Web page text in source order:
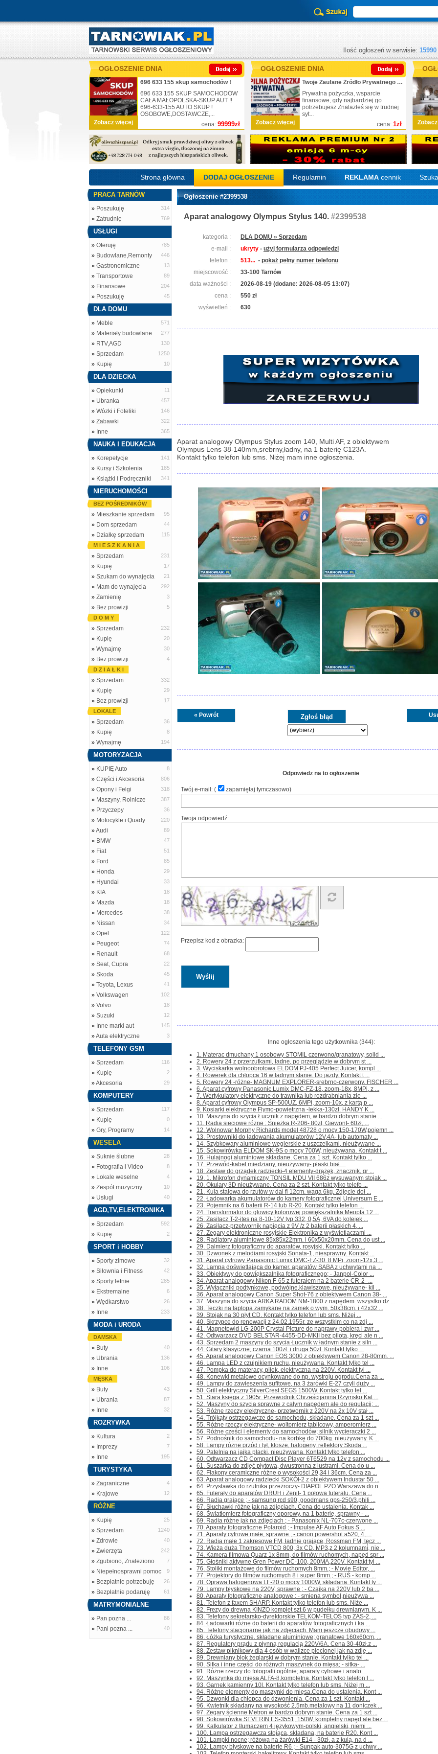
Ilość ogłoszeń w serwisie: 15990
OGŁOSZENIE DNIA
Zobacz więcej cena: 99999zł
696 633 155 skup samochodów !
696 633 155 SKUP SAMOCHODÓW
CAŁA MAŁOPOLSKA-SKUP AUT !!
696-633-155 AUTO SKUP !
OSOBOWE,DOSTAWCZE,...
OGŁOSZENIE DNIA
Zobacz więcej cena: 1zł
Twoje Zaufane Źródło Prywatnego Finansowania
Prywatna pożyczka, wsparcie
finansowe, gdy najbardziej go
potrzebujesz Znalazłeś się w trudnej
syt...
Strona główna DODAJ OGŁOSZENIE Regulamin REKLAMA cennik
PRACA TARNÓW
» Poszukuję 314
» Zatrudnię 769
USŁUGI
» Oferuję 785
» Budowlane,Remonty 446
» Gastronomiczne 13
» Transportowe 89
» Finansowe 204
» Poszukuję 45
DLA DOMU
» Meble 571
» Materiały budowlane 277
» RTV,AGD 130
» Sprzedam 1250
» Kupię 10
DLA DZIECKA
» Opiekunki 11
» Ubranka 457
» Wózki i Foteliki 146
» Zabawki 322
» Inne 365
NAUKA I EDUKACJA
» Korepetycje 141
» Kursy i Szkolenia 185
» Książki i Podręczniki 341
NIERUCHOMOŚCI
BEZ POŚREDNIKÓW
» Mieszkanie sprzedam 95
» Dom sprzedam 44
» Działkę sprzedam
115
M I E S Z K A N I A
» Sprzedam 231
» Kupię 17
» Szukam do wynajęcia 21
» Mam do wynajęcia 292
» Zamienię 3
» Bez prowizji
5
D O M Y
» Sprzedam 232
» Kupię 20
» Wynajmę 30
» Bez prowizji
4
D Z I A Ł K I
» Sprzedam 332
» Kupię 29
» Bez prowizji
17
LOKALE
» Sprzedam 36
» Kupię 8
» Wynajmę 194
MOTORYZACJA
» KUPIĘ Auto 8
» Części i Akcesoria 806
» Opony i Felgi 318
» Maszyny, Rolnicze 387
» Przyczepy 36
» Motocykle i Quady 220
»Audi 89
» BMW 47
» Fiat 51
» Ford 85
» Honda 29
» Hyundai 33
» KIA 18
» Mazda 18
» Mercedes 38
» Nissan 34
» Opel 122
» Peugeot 74
» Renault 68
» Seat, Cupra 22
» Skoda 45
» Toyota, Lexus 41
» Volkswagen 102
» Volvo 18
» Suzuki 12
» Inne marki aut 145
»Auta elektryczne 3
TELEFONY GSM
» Sprzedam 116
» Kupię 2
»Akcesoria 29
KOMPUTERY
» Sprzedam 117
» Kupię 0
» Gry, Programy 14
WESELA
» Suknie ślubne 28
» Fotografia i Video 8
» Lokale weselne 4
» Zespół muzyczny 10
» Usługi 40
AGD,TV,ELEKTRONIKA
» Sprzedam 592
» Kupię 2
SPORT i HOBBY
» Sporty zimowe 32
» Siłownia i Fitness 42
» Sporty letnie 285
» Ekstremalne 6
» Wędkarstwo 26
» Inne 233
MODA i URODA
DAMSKA
» Buty 40
» Ubrania 136
» Inne
106
MĘSKA
» Buty 43
» Ubrania 87
» Inne 32
ROZRYWKA
» Kultura 2
» Imprezy 7
» Inne 195
TURYSTYKA
» Zagraniczne 4
» Krajowe 12
RÓŻNE
» Kupię 25
» Sprzedam 1240
» Zdrowie 40
» Zwierzęta 242
» Zgubiono, Znaleziono 7
» Niepełnosprawni pomoc 9
» Bezpłatnie potrzebuję 26
» Bezpłatnie podaruję 61
MATRYMONIALNE
» Pan pozna ... 86
» Pani pozna ... 40
Ogłoszenie #2399538
Aparat analogowy Olympus Stylus 140. #2399538
kategoria :
DLA DOMU » Sprzedam
e-mail :
ukryty - użyj formularza odpowiedzi
telefon :
513... - pokaż pełny numer telefonu
miejscowość :
33-100 Tarnów
data ważności :
2026-08-19 (dodane: 2026-08-05 13:07)
cena :
550 zł
wyświetleń :
630
Aparat analogowy Olympus Stylus zoom 140, Multi AF, z obiektywem
Olympus Lens 38-140mm,srebrny,ładny, na 1 baterię C123A.
Kontakt tylko telefon lub sms. Niżej mam inne ogłoszenia.
« Powrót
Odpowiedz na to ogłoszenie
Twój e-mail: ( zapamiętaj tymczasowo)
Twoja odpowiedź:
faCAPTCHA
Przepisz kod z obrazka:
Inne ogłoszenia tego użytkownika (344):
1. Materac dmuchany 1 osobowy STOMIL czerwono/granatowy, solid ...
2. Rowery 24 z przerzutkami, ładne, po przeglądzie w dobrym st ...
3. Wyciskarka wolnoobrotowa ELDOM PJ-405 Perfect Juicer, kompl ...
4. Rowerek dla chłopca 16 w ładnym stanie. Do jazdy. Kontakt t ...
5. Rowery 24 -różne- MAGNUM EXPLORER-srebrno-czerwony, FISCHER ...
6. Aparat cyfrowy Panasonic Lumix DMC-FZ-18, zoom-18x, 8MPi, z ...
7. Wertykulatory elektryczne do trawnika lub rozdrabniania zie ...
8. Aparat cyfrowy Olympus SP-500UZ, 6MPi, zoom-10x, z kartą p ...
9. Kosiarki elektryczne Flymo-powietrzna -lekka-130zł. HANDY K ...
10. Maszyna do szycia Łucznik z napędem, w bardzo dobrym stanie ...
11. Radia sieciowe różne ; Śnieżka R-206- 80zł, Giewont- 60zł, ...
12. Wolnowar Morphy Richards model 48728 o mocy 150-170W,pojemn ...
13. Prostowniki do ładowania akumulatorów 12V,4A- lub automaty ...
14. Szybkowary aluminiowe węgierskie z uszczelkami, nieużywane ...
15. Sokowirówka ELDOM SK-9S o mocy 700W, nieużywana. Kontakt t ...
16. Hulajnogi aluminiowe składane. Cena za 1 szt. Kontakt tylko ...
17. Przewód-kabel miedziany, nieużywany- płaski biał ...
18. Zestaw do grządek radziecki-4 elementy-drążęk, znacznik, gr ...
19. 1. Mikrofon dynamiczny TONSIL MDU VII 686z wysuwanym stojak ...
20. Okulary 3D nieużywane. Cena za 2 szt. Kontakt tylko telefo ...
21. Kula stalowa do rzutów w dal fi 12cm. waga 6kg. Zdjęcie doł ...
22. Ładowarka akumulatorów do kamery fotograficznej Universum E ...
23. Pojemnik na 6 baterii R-14 lub R-20. Kontakt tylko telefon ...
24. Transformator do głowicy kolorowej powiększalnika Meopta 12 ...
25. Zasilacz T-2-ites na 8-10-12V typ 332, 0,5A, 6VA do kolejek ...
26. Zasilacz-przetwornik napięcia z 9V /z 2 baterii płaskich 4, ...
27. Zegary elektroniczne rosyjskie Elektronika z wyświetlaczami ...
28. Radiatory aluminiowe 85x85x22mm. i 60x50x20mm. Cena do ust ...
29. Dalmierz fotograficzny do aparatów, rosyjski. Kontakt tylko ...
30. Dzwonek z melodiami rosyjski Sonata-1, niesprawny. Kontakt ...
31. Aparat cyfrowy Panasonic Lumix DMC-FZ-30, 8 MPi, zoom-12x,3 ...
32. Lampa doświetlająca do kamer, aparatów SABA z uchwytami na ...
33. Obiektywy do powiększalnika fotograficznego; - Janpol-Color ...
34. Aparat analogowy Nikon F-65 z futerałem na 2 baterie CR-2- ...
35. Wyłączniki podtynkowe, podwójne,klawiszowe, nieużywane- kil ...
36. Aparat analogowy Canon Super Shot-76 z obiektywem Canon 38- ...
37. Maszyna do szycia ARKA RADOM NM-1800 z napędem. wszystko dz ...
38. Teczki na laptopa zamykane na zamek o wym. 50x38cm. i 42x32 ...
39. Stojak na 30 płyt CD. Kontakt tylko telefon lub sms. Niżej ...
40. Skrzypce do renowacji z 24.02.1955r. ze wszystkim co na zdj ...
41. Magnetowid LG-200P Crystal Picture do naprawy-pobiera i zwr ...
42. Odtwarzacz DVD BELSTAR-4455-DD-MKII bez pilota, kręci ale n ...
43. Sprzedam 2 maszyny do szycia Łucznik w ładnym stanie z siln ...
44. Gitary klasyczne; czarna 100zł. i druga 50zł. Kontakt tylko ...
45. Aparat analogowy Canon EOS 3000 z obiektywem Canon 28-80mm. ...
46. Lampa LED z czujnikiem ruchu, nieużywana. Kontakt tylko tel ...
47. Pompka do materacy, piłek, elektryczna na 220V. Kontakt tyl ...
48. Konewki metalowe ocynkowane do np. wystroju ogrodu.Cena za ...
49. Lampy do zawieszenia sufitowe, na 3 żarówki E-27 czyli duży ...
50. Grill elektryczny SilverCrest SEGS 1500W. Kontakt tylko tel ...
51. Stara księga z 1905r. Przewodnik Chrześcijanina Rzymsko Kat ...
52. Maszyny do szycia sprawne z całym napędem ale do regulacji; ...
53. Różne rzeczy elektryczne- przetwornik z 220V na 2x 10V stał ...
54. Trójkąty ostrzegawcze do samochodu, składane. Cena za 1 szt ...
55. Różne rzeczy elektryczne- woltomierz tablicowy, amperomierz ...
56. Różne części i elementy do samochodów; silnik wycieraczki 2 ...
57. Podnośnik do samochodu- na korbkę do 700kg. nieużywany. K ...
58. Lampy różne przód i tył, klosze, halogeny, reflektory Skoda ...
59. Patelnia na jajka placki, nieużywana. Kontakt tylko telefon ...
60. Odtwarzacz CD Compact Disc Player 6T6529 na 12v z samochodu ...
61. Suszarka do zdjęć płytowa, dwustronna z lustrami. Cena do u ...
62. Flakony ceramiczne różne o wysokości 29,34 i 36cm. Cena za ...
63. Aparat analogowy radziecki SOKÓł-2 z obiektywem Industar 50 ...
64. Przystawka do rzutnika przeżroczy- DIAPOL PZO Warszawa do n ...
65. Futerały do aparatów DRUH i Zenit- 1 połowa futerału. Cena ...
66. Radia grające ; - samsung rcd s90, goodmans gps-250/3,phili ...
67. Słuchawki różne jak na zdjęciach. Cena do ustalenia. Kontak ...
68. Światłomierz fotograficzny oporowy, na 1 baterię, sprawny - ...
69. Radia różne jak na zdjęciach ; - Panasonix NL-707c-czerwone ...
70. Aparaty fotograficzne Polaroid ; - Impulse AF Auto Fokus S ...
71. Aparaty cyfrowe małe, sprawne ; - canon powershot a520, 4, ...
72. Radia małe 1 zakresowe FM, ładnie grające, Rossman FM, tęcz ...
73. Wieża duża Thomson VTCD 800, 3x CD, MP3,z 2 kolumnami, nie ...
74. Kamera filmowa Quarz 1x 8mm, do filmów ruchomych, napęd spr ...
75. Głośniki aktywne Gren Power DC-100, 200MA,220V. Kontakt tyl ...
76. Stoliki montażowe do filmów ruchomych 8mm.; - Movie Editor, ...
77. Projektory do filmów ruchomych 8 i super 8mm.; - RUŚ - komp ...
78. Oprawa halogenowa LF-20 o mocy 1000W, składana. Kontakt ty ...
79. Lampy błyskowe na 220V, sprawne ; - Czajka na 220V lub 2 ba ...
80. Aparaty fotograficzne analogowe ; - smiena symbol,nieużywa ...
81. Telefon z faxem SHARP. Kontakt tylko telefon lub sms. Niże ...
82. Frezy do drewna KINZO komplet szt.6 w pudełku drewnianym. K ...
83. Telefony sekretarsko-dyrektorskie TELKOM-TELOS typ ZAS-2, ...
84. Ładowarki różne do baterii do aparatów fotograficznych i ka ...
85. Telefony stacjonarne jak na zdjęciach. Mam jeszcze obudowy ...
86. Łóżka turystyczne, składane aluminiowe; granatowe 160x60cm, ...
87. Regulatory prądu z płynną regulacją 220V/6A. Cena 30-40zł.z ...
88. Zestaw piknikowy dla 4 osób w walizce plecionej jak na zdję ...
89. Drewniany blok żeglarski w dobrym stanie. Kontakt tylko tel ...
90. Sitka i inne części do różnych maszynek do mięsa; - sitka- ...
91. Różne rzeczy do fotografii ogólnie; aparaty cyfrowe i analo ...
92. Maszynka do mięsa ALFA-8,kompletna. Kontakt tylko telefon l ...
93. Garnek kamienny 10l. Kontakt tylko telefon lub sms. Niżej m ...
94. Różne elementy do maszynki do mięsa.Cena do ustalenia. Kont ...
95. Dzwonki dla chłopca do dzwonienia. Cena za 1 szt. Kontakt ...
96. Kwietnik składany na wysokość 2,5mb.metalowy na 11 doniczek ...
97. Zegary ścienne Metron w bardzo dobrym stanie. Cena za 1 szt ...
98. Sokowirówka SEVERIN ES-3551, 150W, kompletny napęd ale bez ...
99. Kalkulator z tłumaczem 4 językowym-polski, angielski, niemi ...
100. Lampa ostrzegawcza stojąca, składana, na baterie R20. Kont ...
101. Lampki nocne; różowa na żarówki E14 - 30zł. a z kulą, na d ...
102. Lampy błyskowe na baterie R6 ; - Sunpak auto-3075G z uchwy ...